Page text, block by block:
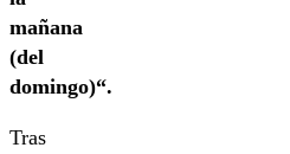
mañana
(del
domingo)“.
Tras